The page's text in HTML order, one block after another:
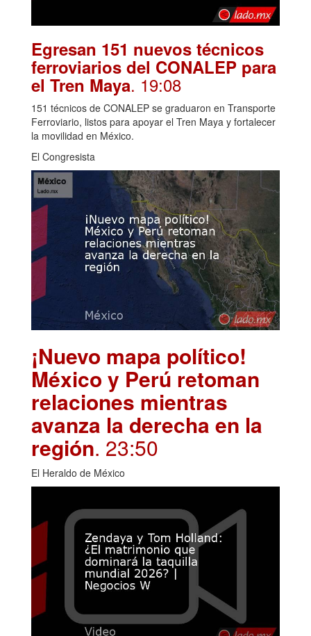
Egresan 151 nuevos técnicos
ferroviarios del CONALEP para
el Tren Maya. 19:08
151 técnicos de CONALEP se graduaron en Transporte
Ferroviario, listos para apoyar el Tren Maya y fortalecer
la movilidad en México.
El Congresista
¡Nuevo mapa político!
México y Perú retoman
relaciones mientras
avanza la derecha en la
región. 23:50
El Heraldo de México